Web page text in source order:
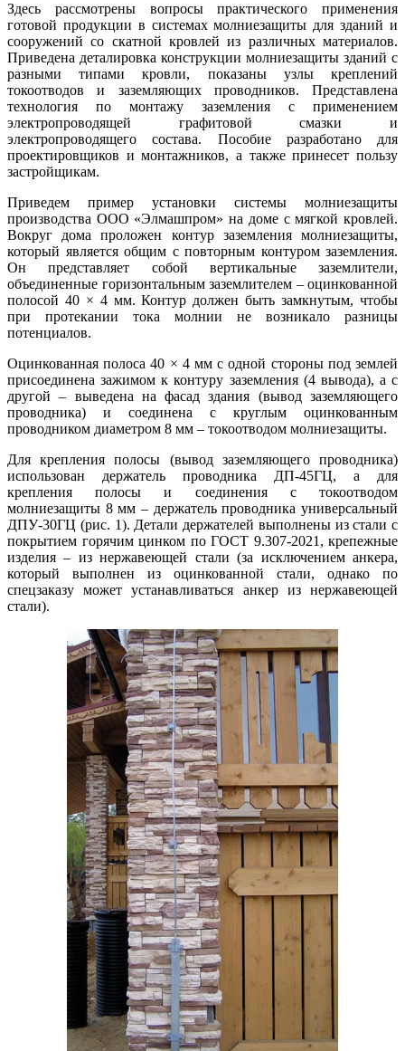
Здесь рассмотрены вопросы практического применения
готовой продукции в системах молниезащиты для зданий и
сооружений со скатной кровлей из различных материалов.
Приведена деталировка конструкции молниезащиты зданий с
разными типами кровли, показаны узлы креплений
токоотводов и заземляющих проводников. Представлена
технология по монтажу заземления с применением
электропроводящей графитовой смазки и
электропроводящего состава. Пособие разработано для
проектировщиков и монтажников, а также принесет пользу
застройщикам.
Приведем пример установки системы молниезащиты
производства ООО «Элмашпром» на до­ме с мягкой кровлей.
Вокруг дома проложен контур заземления молниезащиты,
который является общим с повторным контуром заземления.
Он представляет собой вертикальные заземлители,
объединенные горизонтальным заземлителем – оцинкованной
полосой 40 × 4 мм. Контур должен быть замкнутым, чтобы
при протекании то­ка молнии не возникало разницы
потенциалов.
Оцинкованная полоса 40 × 4 мм с одной стороны под землей
присоединена зажимом к контуру заземления (4 вывода), а с
другой – выведена на фасад здания (вывод заземляющего
проводника) и соединена с круглым оцинкованным
проводником диаметром 8 мм – токоотводом молниезащиты.
Для крепления полосы (вывод заземляющего проводника)
использован держатель проводника ДП-45ГЦ, а для
крепления полосы и соединения с токоотводом
молниезащиты 8 мм – держатель проводника универсальный
ДПУ-30ГЦ (рис. 1). Детали держателей выполнены из стали с
покрытием горячим цинком по ГОСТ 9.307-2021, крепежные
изделия – из нержавеющей стали (за исключением анкера,
который выполнен из оцинкованной стали, однако по
спецзаказу может устанавливаться анкер из нержавеющей
стали).